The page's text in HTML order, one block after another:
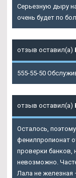
Серьезную дыру
очень будет по
отзыв оставил(а)
555-55-50
отзыв оставил(а)
Осталось,
фенилпропионат
проверки банков,
невозможно.
Лала не железная